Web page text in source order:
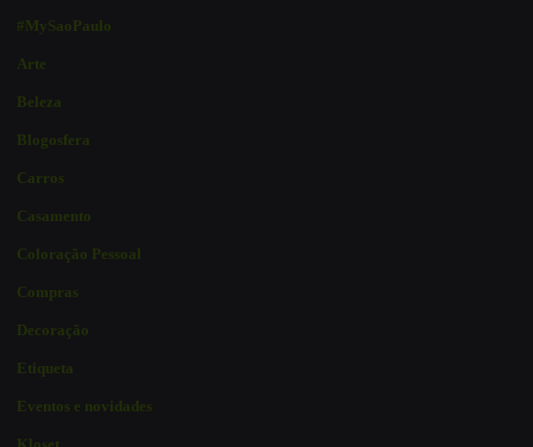
#MySaoPaulo
Arte
Beleza
Blogosfera
Carros
Casamento
Coloração Pessoal
Compras
Decoração
Etiqueta
Eventos e novidades